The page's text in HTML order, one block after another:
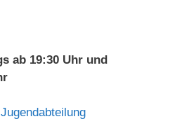
ab 19:30 Uhr und
Jugendabteilung